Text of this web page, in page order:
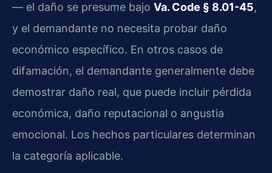
— el daño se presume bajo Va. Code § 8.01-45,
y el demandante no necesita probar daño
económico específico. En otros casos de
difamación, el demandante generalmente debe
demostrar daño real, que puede incluir pérdida
económica, daño reputacional o angustia
emocional. Los hechos particulares determinan
la categoría aplicable.